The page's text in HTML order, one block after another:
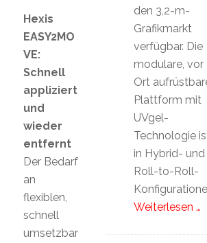
den 3,2-m-
Grafikmarkt
verfügbar. Die
modulare, vor
Ort
Plattform mit
UVgel-
Technologie
in Hybrid- und
Roll-to-Roll-
Weiterlesen …
Hexis
EASY2MO
VE:
Schnell
appliziert
und
wieder
entfernt
Der Bedarf
an
flexiblen,
schnell
umsetzbar